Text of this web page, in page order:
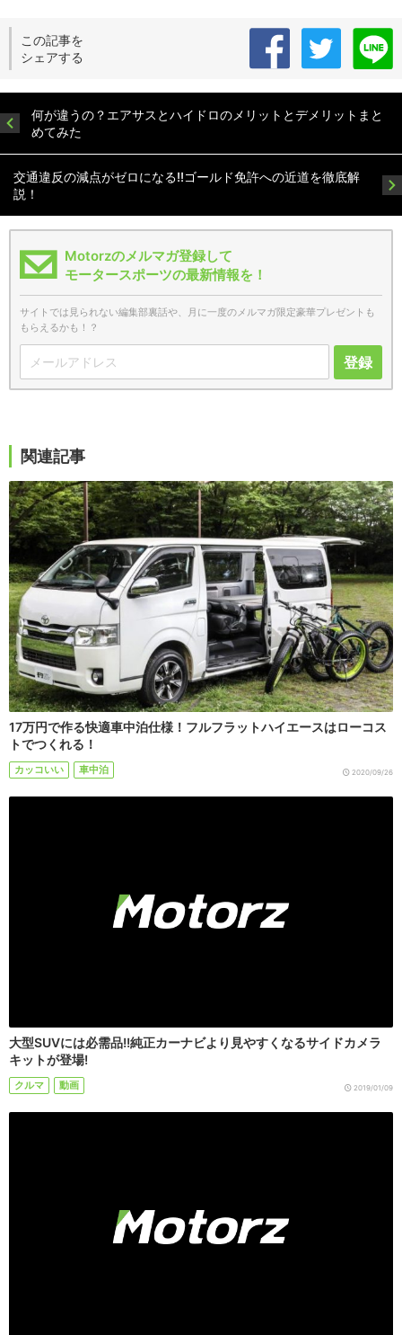
この記事を
シェアする
何が違うの？エアサスとハイドロのメリットとデメリットまと
めてみた
交通違反の減点がゼロになる!!ゴールド免許への近道を徹底解
説！
Motorzのメルマガ登録して
モータースポーツの最新情報を！
サイトでは見られない編集部裏話や、月に一度のメルマガ限定豪華プレゼントも
もらえるかも！？
登録
関連記事
17万円で作る快適車中泊仕様！フルフラットハイエースはローコス
トでつくれる！
カッコいい 車中泊 2020/09/26
大型SUVには必需品!!純正カーナビより見やすくなるサイドカメラ
キットが登場!
クルマ 動画 2019/01/09